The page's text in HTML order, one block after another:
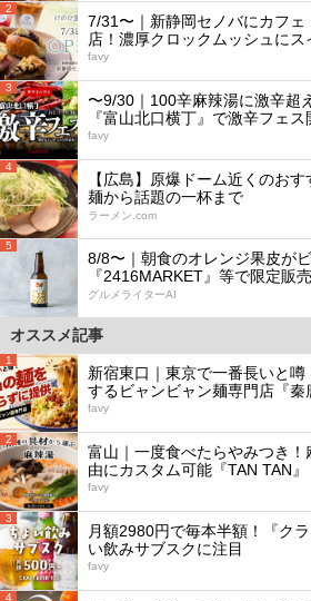
2
7/31〜｜新静岡セノバにカフェ
店！濃厚クロックムッシュにス
favy
3
〜9/30｜100辛麻辣湯に激辛超
『富山北口横丁』で激辛フェス
favy
4
【広島】原爆ドーム近くのお
麺から話題の一杯まで
ラーメン.com
5
8/8〜｜朝食のオレンジ果皮が
『2416MARKET』等で限定販
グルメライターAI
オススメ記事
1
新宿東口｜東京で一番長いと
するビャンビャン麺専門店『秦
favy
2
富山｜一度食べたらやみつき
由にカスタム可能『TAN TAN』
favy
3
月額2980円で毎本半額！『ク
い飲みサブスクに注目
favy
4